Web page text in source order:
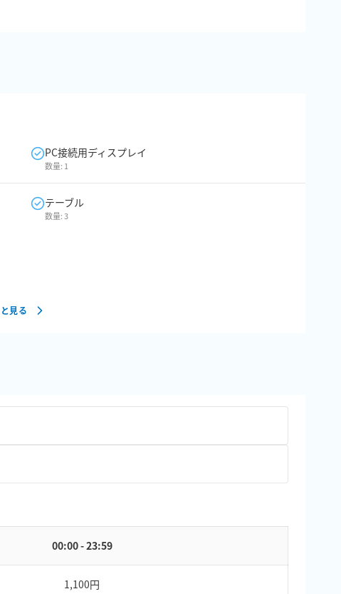
PC接続用ディスプレイ
数量: 1
テーブル
数量:3
見る
00:00 - 23:59
1,100円